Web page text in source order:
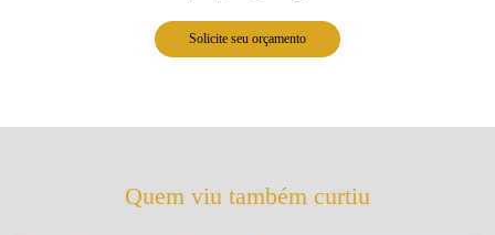
Solicite seu orçamento
Quem viu também curtiu